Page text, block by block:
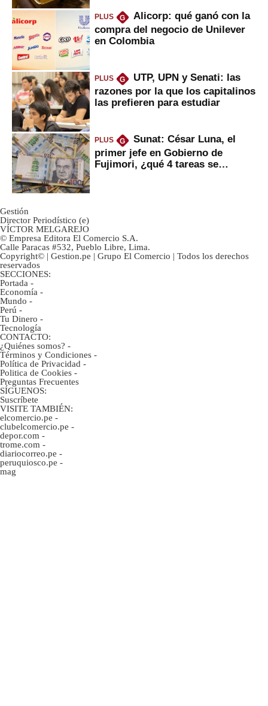
PLUS G
Alicorp: qué ganó con la
compra del negocio de Unilever
en Colombia
PLUS G
UTP, UPN y Senati: las
razones por la que los capitalinos
las prefieren para estudiar
PLUS G
Sunat: César Luna, el
primer jefe en Gobierno de
Fujimori, ¿qué 4 tareas se
Gestión
Director Periodístico (e)
VÍCTOR MELGAREJO
© Empresa Editora El Comercio S.A.
Calle Paracas #532, Pueblo Libre, Lima.
Copyright© | Gestion.pe | Grupo El Comercio | Todos los derechos
reservados
SECCIONES:
Portada -
Economía -
Mundo -
Perú -
Tu Dinero -
Tecnología
CONTACTO:
¿Quiénes somos? -
Términos y Condiciones -
Política de Privacidad -
Politica de Cookies -
Preguntas Frecuentes
SÍGUENOS:
Suscríbete
VISITE TAMBIÉN:
elcomercio.pe -
clubelcomercio.pe -
depor.com -
trome.com -
diariocorreo.pe -
peruquiosco.pe -
mag